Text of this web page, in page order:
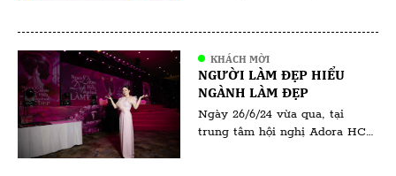
phần nâng cao sức khỏe và sắc
đẹp cho cộng đồng Việt Nam.
Chủ tịch Trần Văn Lật được
đánh giá cao bởi tầm […]
KHÁCH MỜI
NGƯỜI LÀM ĐẸP HIỂU
NGÀNH LÀM ĐẸP
Ngày 26/6/24 vừa qua, tại
trung tâm hội nghị Adora HCM